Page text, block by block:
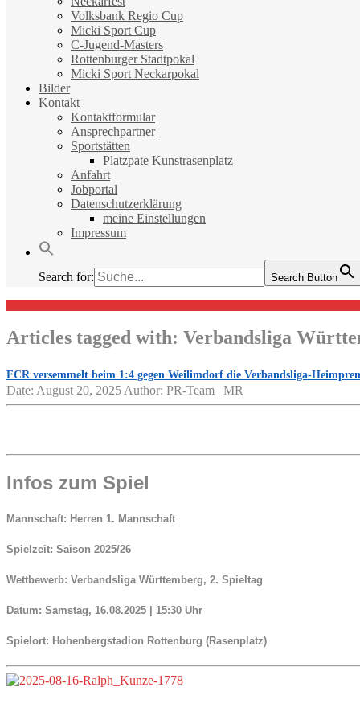
Volksbank Regio Cup
Micki Sport Cup
C-Jugend-Masters
Rottenburger Stadtpokal
Micki Sport Neckarpokal
Bilder
Kontakt
Kontaktformular
Ansprechpartner
Sportstätten
Platzpate Kunstrasenplatz
Anfahrt
Jobportal
Datenschutzerklärung
meine Einstellungen
Impressum
Search for: Search Button
Articles tagged with: Verbandsliga
FCR versemmelt beim 1:4 gegen Weilimdorf die Verbandsliga-
Date: August 20, 2025 Author: PR-Team | MR
Infos zum Spiel
Mannschaft: Herren 1. Mannschaft
Spielzeit: Saison 2025/26
Wettbewerb: Verbandsliga Württemberg, 2. Spieltag
Datum: Samstag, 16.08.2025 | 15:30 Uhr
Spielort: Hohenbergstadion Rottenburg (Rasenplatz)